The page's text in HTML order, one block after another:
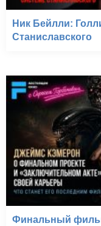
Ник Бейлли:
Станиславского
Финальный